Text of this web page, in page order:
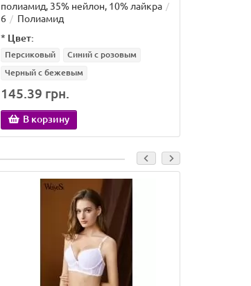
полиамид, 35% нейлон, 10% лайкра
6
Полиамид
* Цвет:
Персиковый
Синий с розовым
Черный с бежевым
145.39 грн.
В корзину